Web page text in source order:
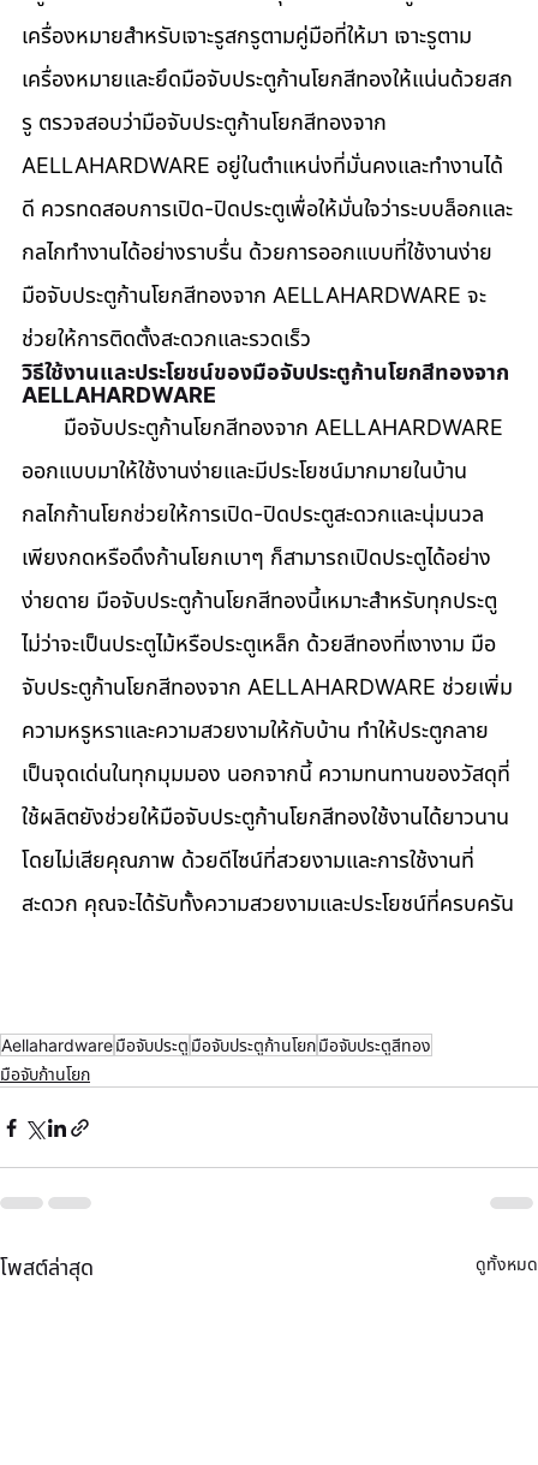
เครื่องหมายสำหรับเจาะรูสกรูตามคู่มือที่ให้มา เจาะรูตาม
เครื่องหมายและยึดมือจับประตูก้านโยกสีทองให้แน่นด้วยสก
รู ตรวจสอบว่ามือจับประตูก้านโยกสีทองจาก
AELLAHARDWARE อยู่ในตำแหน่งที่มั่นคงและทำงานได้
ดี ควรทดสอบการเปิด-ปิดประตูเพื่อให้มั่นใจว่าระบบล็อกและ
กลไกทำงานได้อย่างราบรื่น ด้วยการออกแบบที่ใช้งานง่าย
มือจับประตูก้านโยกสีทองจาก AELLAHARDWARE จะ
ช่วยให้การติดตั้งสะดวกและรวดเร็ว
วิธีใช้งานและประโยชน์ของมือจับประตูก้านโยกสีทองจาก
AELLAHARDWARE
ออกแบบมาให้ใช้งานง่ายและมีประโยชน์มากมายในบ้าน
กลไกก้านโยกช่วยให้การเปิด-ปิดประตูสะดวกและนุ่มนวล
เพียงกดหรือดึงก้านโยกเบาๆ ก็สามารถเปิดประตูได้อย่าง
ง่ายดาย มือจับประตูก้านโยกสีทองนี้เหมาะสำหรับทุกประตู
ไม่ว่าจะเป็นประตูไม้หรือประตูเหล็ก ด้วยสีทองที่เงางาม มือ
จับประตูก้านโยกสีทองจาก AELLAHARDWARE ช่วยเพิ่ม
ความหรูหราและความสวยงามให้กับบ้าน ทำให้ประตูกลาย
เป็นจุดเด่นในทุกมุมมอง นอกจากนี้ ความทนทานของวัสดุที่
ใช้ผลิตยังช่วยให้มือจับประตูก้านโยกสีทองใช้งานได้ยาวนาน
โดยไม่เสียคุณภาพ ด้วยดีไซน์ที่สวยงามและการใช้งานที่
สะดวก คุณจะได้รับทั้งความสวยงามและประโยชน์ที่ครบครัน
Aellahardwareมือจับประตู มือจับประตูก้านโยกมือจับประตูสีทอง
มือจับก้านโยก
โพสต์ล่าสุด ดูทั้งหมด